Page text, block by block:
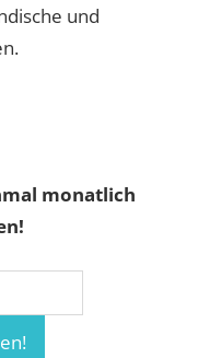
und
monatlich